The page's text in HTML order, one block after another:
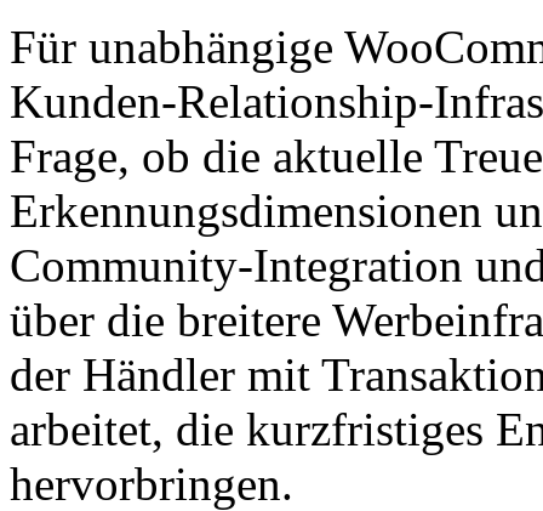
Für unabhängige
Kunden-Relationship-
Frage, ob die aktuelle
Erkennungsdimensionen
Community-Integration
über die breitere
der Händler mit
arbeitet, die kurzfristiges
hervorbringen.